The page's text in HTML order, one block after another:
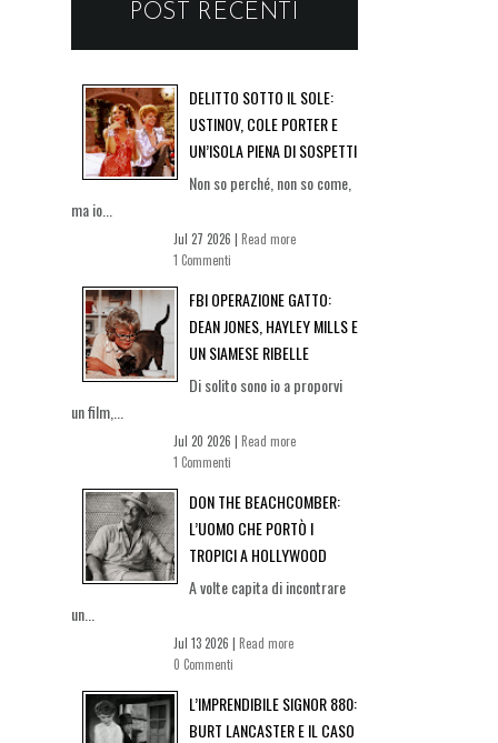
POST RECENTI
DELITTO SOTTO IL SOLE:
USTINOV, COLE PORTER E
UN’ISOLA PIENA DI SOSPETTI
Non so perché, non so come,
ma io...
Jul 27 2026 | Read more
1 Commenti
FBI OPERAZIONE GATTO:
DEAN JONES, HAYLEY MILLS E
UN SIAMESE RIBELLE
Di solito sono io a proporvi
un film,...
Jul 20 2026 | Read more
1 Commenti
DON THE BEACHCOMBER:
L’UOMO CHE PORTÒ I
TROPICI A HOLLYWOOD
A volte capita di incontrare
un...
Jul 13 2026 | Read more
0 Commenti
L’IMPRENDIBILE SIGNOR 880:
BURT LANCASTER E IL CASO